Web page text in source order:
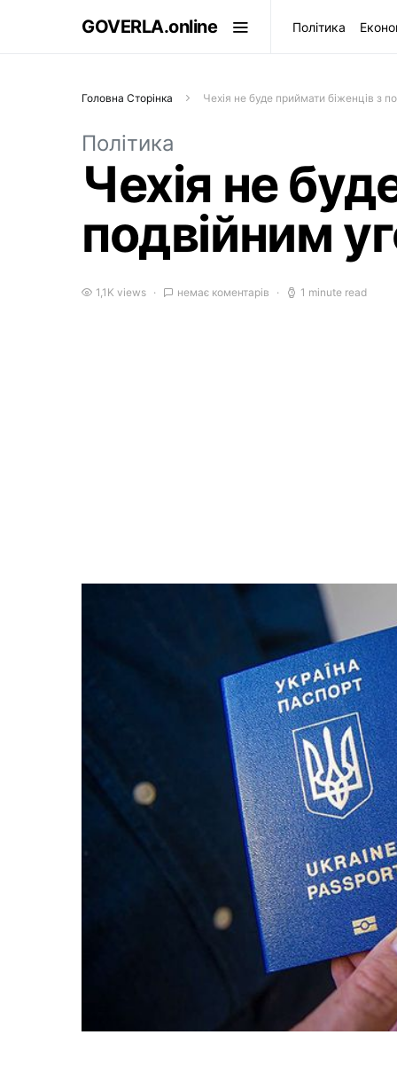
GOVERLA.online Політика
Головна Сторінка Чехія не буде приймати біженців з
Політика
Чехія не
подвійним
1,1K views немає коментарів 1 minute read